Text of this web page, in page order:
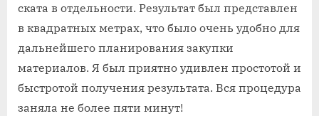
ската в отдельности. Результат был представлен
в квадратных метрах, что было очень удобно для
дальнейшего планирования закупки
материалов. Я был приятно удивлен простотой и
быстротой получения результата. Вся процедура
заняла не более пяти минут!